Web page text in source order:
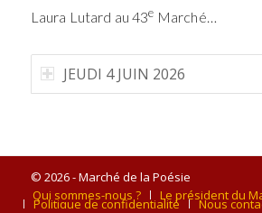
Laura Lutard au 43e Marché…
JEUDI 4 JUIN 2026
© 2026 - Marché de la Poésie
Qui sommes-nous ?
Le président du
Politique de confidentialité Nous